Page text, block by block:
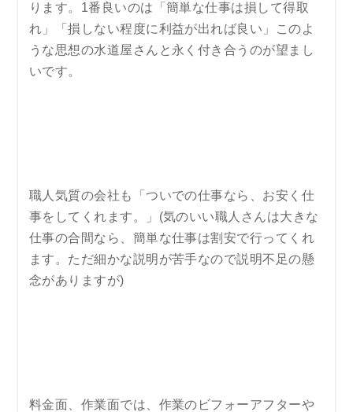
ります。1番良いのは「簡単な仕事は損して得取
れ」「損しない程度に利益が出れば良い」このよ
うな思想の水道屋さんと永く付き合うのが望まし
いです。
職人気質の会社も「ついでの仕事なら、お安く仕
事をしてくれます。」(気のいい職人さんは大きな
仕事の合間なら、簡単な仕事は割安で行ってくれ
ます。ただ細かな説明が苦手なので説明不足の懸
念がありますが)
料金面、作業面では、作業のビフォーアフターや